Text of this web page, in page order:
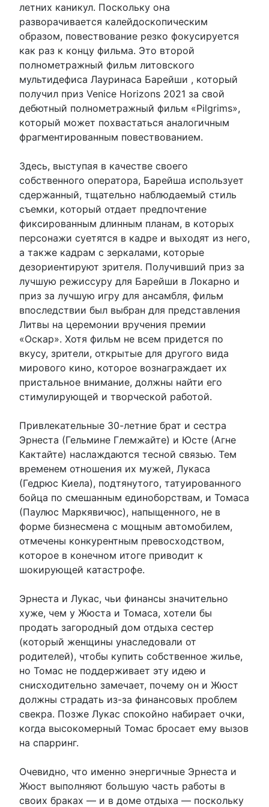
летних каникул. Поскольку она
разворачивается калейдоскопическим
образом, повествование резко фокусируется
как раз к концу фильма. Это второй
полнометражный фильм литовского
мультидефиса Лауринаса Барейши , который
получил приз Venice Horizons 2021 за свой
дебютный полнометражный фильм «Pilgrims»,
который может похвастаться аналогичным
фрагментированным повествованием.
Здесь, выступая в качестве своего
собственного оператора, Барейша использует
сдержанный, тщательно наблюдаемый стиль
съемки, который отдает предпочтение
фиксированным длинным планам, в которых
персонажи суетятся в кадре и выходят из него,
а также кадрам с зеркалами, которые
дезориентируют зрителя. Получивший приз за
лучшую режиссуру для Барейши в Локарно и
приз за лучшую игру для ансамбля, фильм
впоследствии был выбран для представления
Литвы на церемонии вручения премии
«Оскар». Хотя фильм не всем придется по
вкусу, зрители, открытые для другого вида
мирового кино, которое вознаграждает их
пристальное внимание, должны найти его
стимулирующей и творческой работой.
Привлекательные 30-летние брат и сестра
Эрнеста (Гельмине Глемжайте) и Юсте (Агне
Кактайте) наслаждаются тесной связью. Тем
временем отношения их мужей, Лукаса
(Гедрюс Киела), подтянутого, татуированного
бойца по смешанным единоборствам, и Томаса
(Паулюс Маркявичюс), напыщенного, не в
форме бизнесмена с мощным автомобилем,
отмечены конкурентным превосходством,
которое в конечном итоге приводит к
шокирующей катастрофе.
Эрнеста и Лукас, чьи финансы значительно
хуже, чем у Жюста и Томаса, хотели бы
продать загородный дом отдыха сестер
(который женщины унаследовали от
родителей), чтобы купить собственное жилье,
но Томас не поддерживает эту идею и
снисходительно замечает, почему он и Жюст
должны страдать из-за финансовых проблем
свекра. Позже Лукас спокойно набирает очки,
когда высокомерный Томас бросает ему вызов
на спарринг.
Очевидно, что именно энергичные Эрнеста и
Жюст выполняют большую часть работы в
своих браках — и в доме отдыха — поскольку